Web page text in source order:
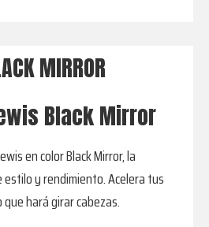
MIRROR
Black Mirror
en color Black Mirror, la
y rendimiento. Acelera tus
hará girar cabezas.